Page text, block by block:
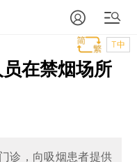
T中
在禁烟场所
诊，向吸烟患者提供